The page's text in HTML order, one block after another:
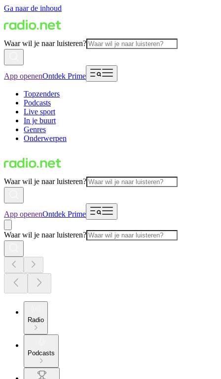
Ga naar de inhoud
Waar wil je naar luisteren?
App openenOntdek Prime
Topzenders
Podcasts
Live sport
In je buurt
Genres
Onderwerpen
Waar wil je naar luisteren?
App openenOntdek Prime
Waar wil je naar luisteren?
Radio
Podcasts